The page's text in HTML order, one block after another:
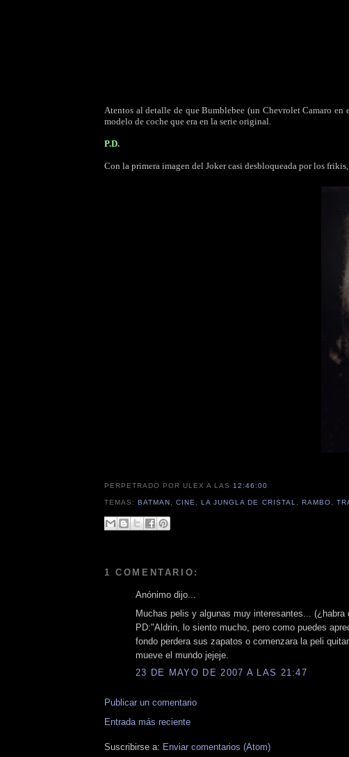
Atentos al detalle de que Bumblebee (un Chevrolet Camaro
modelo de coche que era en la serie original.
P.D.
Con la primera imagen del Joker casi desbloqueada por los
PERPETRADO POR ULEXA LAS12:46:00
TEMAS:BATMAN ,CINE ,LA JUNGLA DE CRISTAL RAMBO
1 COMENTARIO:
Anónimo dijo...
Muchas pelis y algunas muy interesantes... (¿habra
PD:"Aldrin, lo siento mucho, pero como puedes
fondo perdera sus zapatos o comenzara la peli
mueve el mundo jejeje.
23 DE MAYO DE 2007 A LAS 21:47
Publicar un comentario
Entrada más reciente
Suscribirse a: Enviar comentarios (Atom)